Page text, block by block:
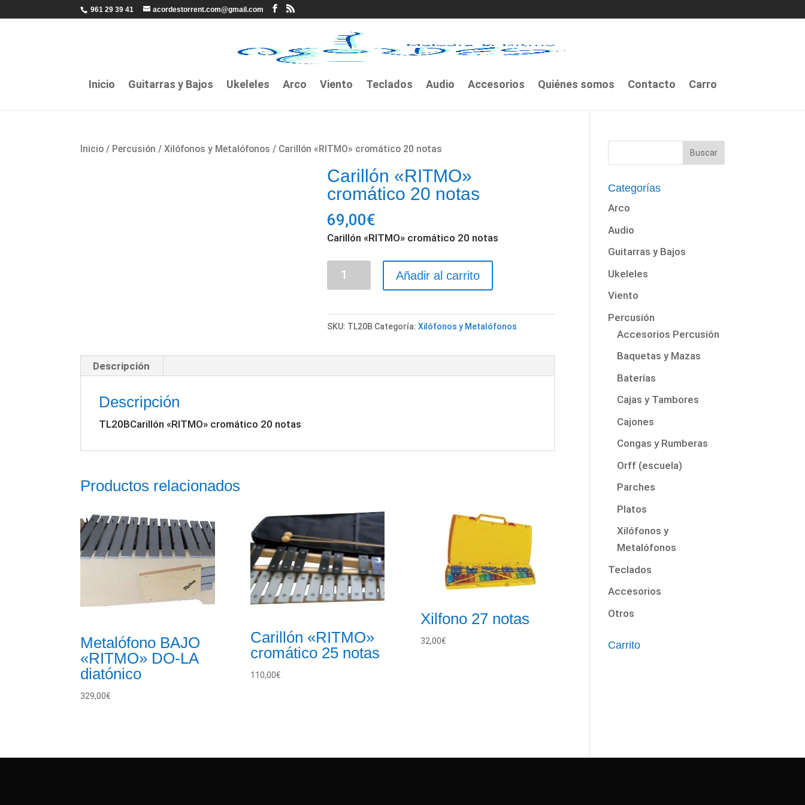
961 29 39 41 acordestorrent.com@gmail.com
Inicio Guitarras y Bajos Ukeleles Arco Viento Teclados Audio Accesorios Quiénes somos Contacto Carro
Inicio / Percusión /Xilófonos y Metalófonos / Carillón «RITMO» cromático 20 notas
Carillón «RITMO»
cromático 20 notas
69,00€
Carillón «RITMO» cromático 20 notas
Carillón
20
Añadir al carrito
SKU: TL20B Categoría:Xilófonos y Metalófonos
Descripción
Descripción
TL20BCarillón «RITMO» cromático 20 notas
Productos relacionados
Metalófono BAJO
«RITMO» DO-LA
diatónico
329,00€
Carillón «RITMO»
cromático 25 notas
110,00€
Xilfono 27 notas
32,00€
Categorías
Arco
Audio
Guitarras y Bajos
Ukeleles
Viento
Percusión
Accesorios Percusión
Baquetas y Mazas
Baterías
Cajas y Tambores
Cajones
Congas y Rumberas
Orff (escuela)
Parches
Platos
Xilófonos y
Metalófonos
Teclados
Accesorios
Otros
Carrito